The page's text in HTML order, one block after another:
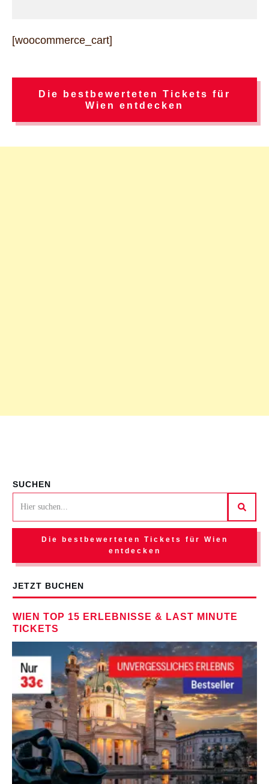
[woocommerce_cart]
Die bestbewerteten Tickets für
Wien entdecken
SUCHEN
Die bestbewerteten Tickets für Wien
entdecken
JETZT BUCHEN
WIEN TOP 15 ERLEBNISSE & LAST MINUTE
TICKETS